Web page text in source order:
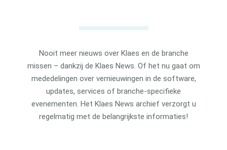
Nooit meer nieuws over Klaes en de branche
missen – dankzij de Klaes News. Of het nu gaat om
mededelingen over vernieuwingen in de software,
updates, services of branche-specifieke
evenementen. Het Klaes News archief verzorgt u
regelmatig met de belangrijkste informaties!